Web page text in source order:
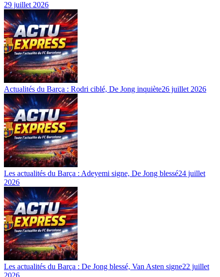
29 juillet 2026
Actualités du Barça : Rodri ciblé, De Jong inquiète26 juillet 2026
Les actualités du Barça : Adeyemi signe, De Jong blessé24 juillet
2026
Les actualités du Barça : De Jong blessé, Van Asten signe22 juillet
2026